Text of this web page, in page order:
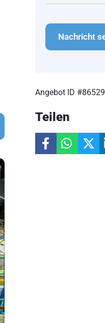
Angebot ID #86529
Teilen